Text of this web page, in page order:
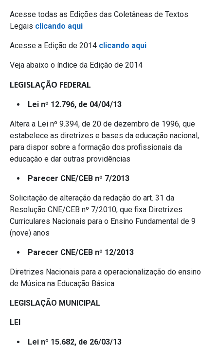
Acesse todas as Edições das Coletâneas de Textos
Legais clicando aqui
Acesse a Edição de 2014 clicando aqui
Veja abaixo o índice da Edição de 2014
LEGISLAÇÃO FEDERAL
Lei nº 12.796, de 04/04/13
Altera a Lei nº 9.394, de 20 de dezembro de 1996, que
estabelece as diretrizes e bases da educação nacional,
para dispor sobre a formação dos profissionais da
educação e dar outras providências
Parecer CNE/CEB nº 7/2013
Solicitação de alteração da redação do art. 31 da
Resolução CNE/CEB nº 7/2010, que fixa Diretrizes
Curriculares Nacionais para o Ensino Fundamental de 9
(nove) anos
Parecer CNE/CEB nº 12/2013
Diretrizes Nacionais para a operacionalização do ensino
de Música na Educação Básica
LEGISLAÇÃO MUNICIPAL
LEI
Lei nº 15.682, de 26/03/13